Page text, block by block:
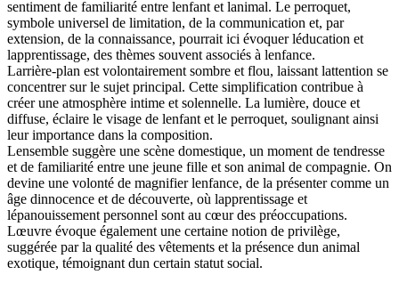
sentiment de familiarité entre lenfant et lanimal. Le perroquet,
symbole universel de limitation, de la communication et, par
extension, de la connaissance, pourrait ici évoquer léducation et
lapprentissage, des thèmes souvent associés à lenfance.
Larrière-plan est volontairement sombre et flou, laissant lattention se
concentrer sur le sujet principal. Cette simplification contribue à
créer une atmosphère intime et solennelle. La lumière, douce et
diffuse, éclaire le visage de lenfant et le perroquet, soulignant ainsi
leur importance dans la composition.
Lensemble suggère une scène domestique, un moment de tendresse
et de familiarité entre une jeune fille et son animal de compagnie. On
devine une volonté de magnifier lenfance, de la présenter comme un
âge dinnocence et de découverte, où lapprentissage et
lépanouissement personnel sont au cœur des préoccupations.
Lœuvre évoque également une certaine notion de privilège,
suggérée par la qualité des vêtements et la présence dun animal
exotique, témoignant dun certain statut social.